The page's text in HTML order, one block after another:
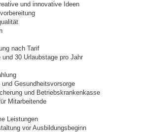
und innovative Ideen
nach Tarif
und 30 Urlaubstage pro Jahr
Gesundheitsvorsorge
und Betriebskrankenkasse
Mitarbeitende
Leistungen
vor Ausbildungsbeginn